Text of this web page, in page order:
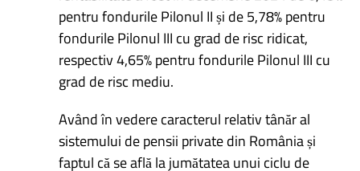
pentru fondurile Pilonul II și de 5,78% pentru
fondurile Pilonul III cu grad de risc ridicat,
respectiv 4,65% pentru fondurile Pilonul III cu
grad de risc mediu.
Având în vedere caracterul relativ tânăr al
sistemului de pensii private din România și
faptul că se află la jumătatea unui ciclu de